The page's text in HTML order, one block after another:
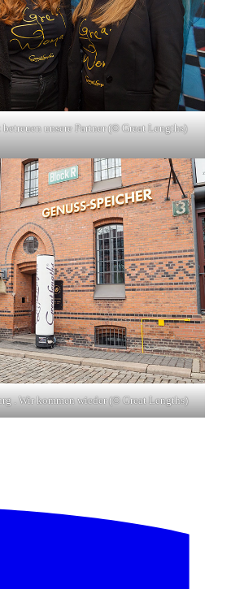
unsere Partner (© Great Lengths)
. Wir kommen wieder (© Great Lengths)